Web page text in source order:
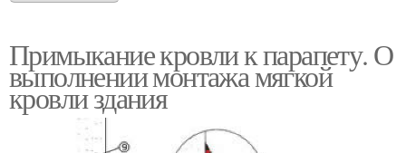
Примыкание кровли к парапету. О
выполнении монтажа мягкой
кровли здания